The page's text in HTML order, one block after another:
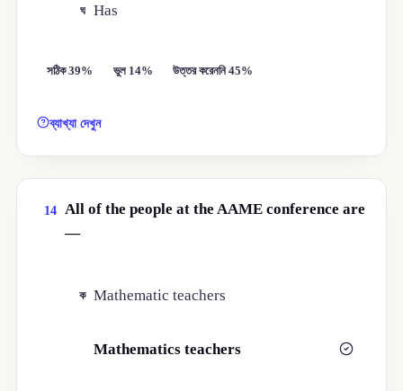
ঘ Has
সঠিক 39% ভুল 14% উত্তর করেননি 45%
ব্যাখ্যা দেখুন
14 All of the people at the AAME conference are
—
ক Mathematic teachers
Mathematics teachers